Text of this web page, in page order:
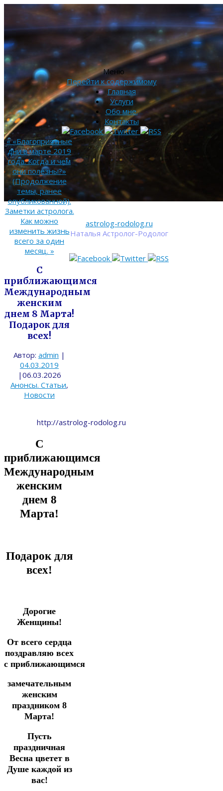
astrolog-rodolog.ru
Наталья Астролог-Родолог
Меню
Перейти к содержимому
Главная
Услуги
Обо мне.
Контакты
««Благоприятные
дни в марте 2019
года. Когда и чем
они полезны?»
(Продолжение
темы, ранее
опубликованной).
Заметки астролога.
Как можно
изменить жизнь
всего за один
месяц. »
С
приближающимся
Международным
женским
днем 8 Марта!
Подарок для
всех!
Автор: admin |
04.03.2019
| 06.03.2026
Анонсы. Статьи,
Новости
http://astrolog-rodolog.ru
С
приближающимся
Международным
женским
днем 8
Марта!
Подарок для
всех!
Дорогие
Женщины!
От всего сердца
поздравляю всех
с приближающимся
замечательным
женским
праздником 8
Марта!
Пусть
праздничная
Весна цветет в
Душе каждой из
вас!